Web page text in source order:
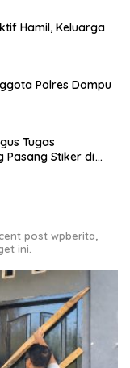
Hamil, Keluarga
Polres Dompu
Tugas
Pasang Stiker di
post wpberita,
ini.